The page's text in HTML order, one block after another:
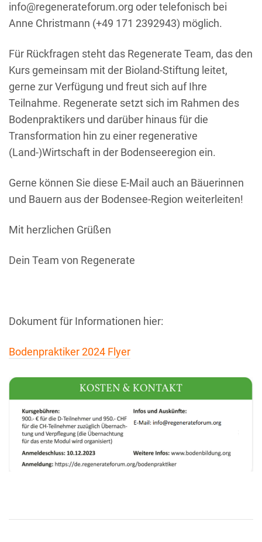
info@regenerateforum.org oder telefonisch bei
Anne Christmann (+49 171 2392943) möglich.
Für Rückfragen steht das Regenerate Team, das den
Kurs gemeinsam mit der Bioland-Stiftung leitet,
gerne zur Verfügung und freut sich auf Ihre
Teilnahme. Regenerate setzt sich im Rahmen des
Bodenpraktikers und darüber hinaus für die
Transformation hin zu einer regenerative
(Land-)Wirtschaft in der Bodenseeregion ein.
Gerne können Sie diese E-Mail auch an Bäuerinnen
und Bauern aus der Bodensee-Region weiterleiten!
Mit herzlichen Grüßen
Dein Team von Regenerate
Dokument für Informationen hier:
Bodenpraktiker 2024 Flyer